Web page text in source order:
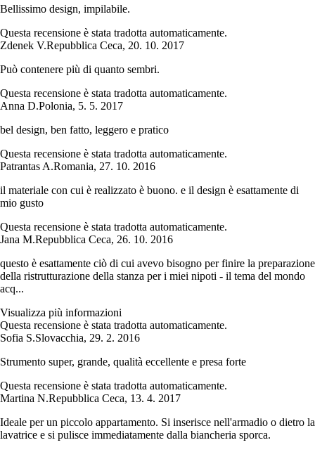
Bellissimo design, impilabile.
Questa recensione è stata tradotta automaticamente.
Zdenek V.Repubblica Ceca, 20. 10. 2017
Può contenere più di quanto sembri.
Questa recensione è stata tradotta automaticamente.
Anna D.Polonia, 5. 5. 2017
bel design, ben fatto, leggero e pratico
Questa recensione è stata tradotta automaticamente.
Patrantas A.Romania, 27. 10. 2016
il materiale con cui è realizzato è buono. e il design è esattamente di
mio gusto
Questa recensione è stata tradotta automaticamente.
Jana M.Repubblica Ceca, 26. 10. 2016
questo è esattamente ciò di cui avevo bisogno per finire la preparazione
della ristrutturazione della stanza per i miei nipoti - il tema del mondo
acq...
Visualizza più informazioni
Questa recensione è stata tradotta automaticamente.
Sofia S.Slovacchia, 29. 2. 2016
Strumento super, grande, qualità eccellente e presa forte
Questa recensione è stata tradotta automaticamente.
Martina N.Repubblica Ceca, 13. 4. 2017
Ideale per un piccolo appartamento. Si inserisce nell'armadio o dietro la
lavatrice e si pulisce immediatamente dalla biancheria sporca.